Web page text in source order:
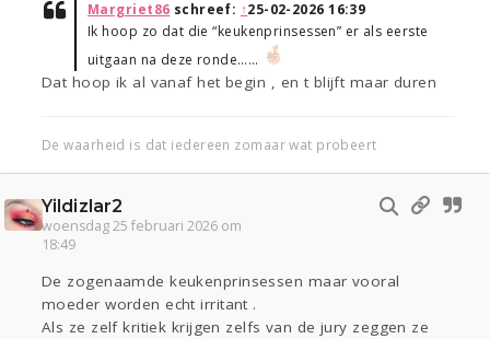
Margriet86 schreef: ↑25-02-2026 16:39
Ik hoop zo dat die “keukenprinsessen” er als eerste
uitgaan na deze ronde……
Dat hoop ik al vanaf het begin , en t blijft maar duren
De waarheid is dat iedereen zomaar wat probeert
Yildizlar2
woensdag 25 februari 2026 om
18:49
De zogenaamde keukenprinsessen maar vooral
moeder worden echt irritant .
Als ze zelf kritiek krijgen zelfs van de jury zeggen ze